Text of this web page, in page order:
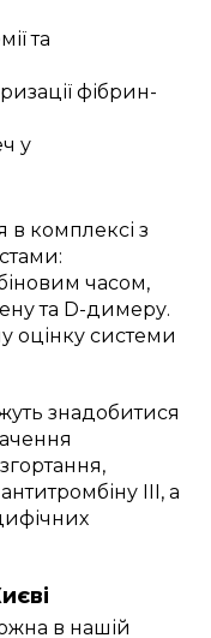
та
фібрин-
у
в комплексі з
часом,
та D-димеру.
оцінку системи
знадобитися
III, а
в нашій